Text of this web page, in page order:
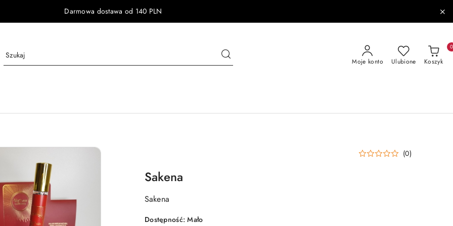
Darmowa dostawa od 140 PLN
Moje konto Ulubione Koszyk
0
(0)
Sakena
Sakena
Dostępność:Mało